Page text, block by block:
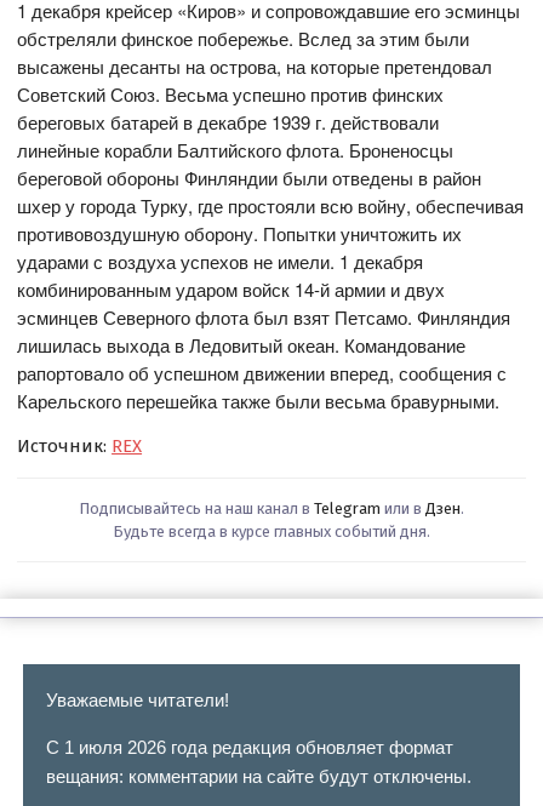
1 декабря крейсер «Киров» и сопровождавшие его эсминцы
обстреляли финское побережье. Вслед за этим были
высажены десанты на острова, на которые претендовал
Советский Союз. Весьма успешно против финских
береговых батарей в декабре 1939 г. действовали
линейные корабли Балтийского флота. Броненосцы
береговой обороны Финляндии были отведены в район
шхер у города Турку, где простояли всю войну, обеспечивая
противовоздушную оборону. Попытки уничтожить их
ударами с воздуха успехов не имели. 1 декабря
комбинированным ударом войск 14-й армии и двух
эсминцев Северного флота был взят Петсамо. Финляндия
лишилась выхода в Ледовитый океан. Командование
рапортовало об успешном движении вперед, сообщения с
Карельского перешейка также были весьма бравурными.
Источник: REX
Подписывайтесь на наш канал в Telegram или в Дзен.
Будьте всегда в курсе главных событий дня.
Уважаемые читатели!
С 1 июля 2026 года редакция обновляет формат
вещания: комментарии на сайте будут отключены.